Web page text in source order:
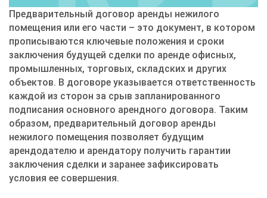
Предварительный договор аренды нежилого
помещения или его части – это документ, в котором
прописываются ключевые положения и сроки
заключения будущей сделки по аренде офисных,
промышленных, торговых, складских и других
объектов. В договоре указывается ответственность
каждой из сторон за срыв запланированного
подписания основного арендного договора. Таким
образом, предварительный договор аренды
нежилого помещения позволяет будущим
арендодателю и арендатору получить гарантии
заключения сделки и заранее зафиксировать
условия ее совершения.